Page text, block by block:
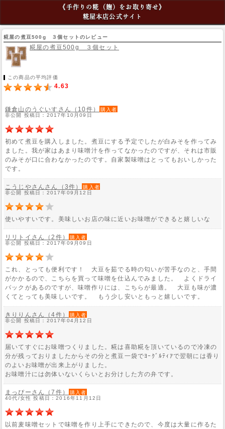
《手作りの糀（麹）をお取り寄せ》
糀屋本店公式サイト
糀屋の煮豆500g ３個セットのレビュー
糀屋の煮豆500g ３個セット
この商品の平均評価
4.63
鎌倉山のうぐいすさん（10件）
購入者
非公開 投稿日：2017年10月09日
初めて煮豆を購入しました。煮豆にする予定でしたが白みそを作ってみ
ました。我が家はあまり味噌汁を作ってなかったのですが、それは市販
のみそが口に合わなかったのです。自家製味噌はとってもおいしかった
です。
こうじやさんさん（3件）
購入者
非公開 投稿日：2017年09月12日
使いやすいです。美味しいお店の味に近いお味噌ができると嬉しいな
リリトイさん（2件）
購入者
非公開 投稿日：2017年09月09日
これ、とっても便利です！ 大豆を茹でる時の匂いが苦手なのと、手間
がかかるので、こちらを買って味噌を仕込んでみました。 よくドライ
パックがあるのですが、味噌作りには、こちらが最適。 大豆も味が濃
くてとっても美味しいです。 もう少し安いともっと嬉しいです。
きりりんさん（4件）
購入者
非公開 投稿日：2017年04月12日
届いてすぐにお味噌つくりました。糀は喜助糀を頂いているので冷凍の
分が残っておりましたからその分と煮豆一袋でﾖｰｸﾞﾙﾃｨｱで翌朝には香り
のよいお味噌が出来上がりました。
お味噌汁には勿体いないくらいとお分けした方の弁です。
まっぴーさん（7件）
購入者
40代/女性 投稿日：2016年11月12日
以前麦味噌セットで味噌を作り上手にできたので、今度は大量に作るた